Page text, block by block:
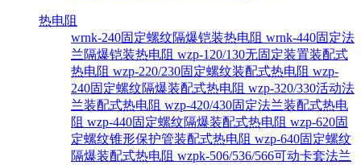
热电阻
wrnk-240固定螺纹隔爆铠装热电阻 wrnk-440固定法
兰隔爆铠装热电阻 wzp-120/130无固定装置装配式
热电阻 wzp-220/230固定螺纹装配式热电阻 wzp-
240固定螺纹隔爆装配式热电阻 wzp-320/330活动法
兰装配式热电阻 wzp-420/430固定法兰装配式热电
阻 wzp-440固定螺纹隔爆装配式热电阻 wzp-620固
定螺纹锥形保护管装配式热电阻 wzp-640固定螺纹
隔爆装配式热电阻 wzpk-506/536/566可动卡套法兰